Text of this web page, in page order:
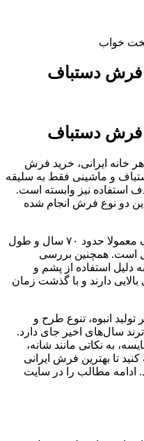
خواب
فرش دستباف
فرش دستباف
خانه ایرانی، خرید فرش
و ماشینی فقط به سلیقه
استفاده نیز وابسته است.
دو نوع فرش انجام شده
برای نمونه، طول عمر فرش دستباف معمولا حدود ۷۰ سال و طول
ماشینی بین ۲۰ تا ۲۵ سال است. همچنین بررسی
دلیل استفاده از پشم و
دارند و با گذشت زمان
انبوه، تنوع طرح و
سال‌های اخیر جای دارد.
به نکاتی مانند شانه،
تا بهترین فرش ایرانی
ادامه مطالب را در سایت